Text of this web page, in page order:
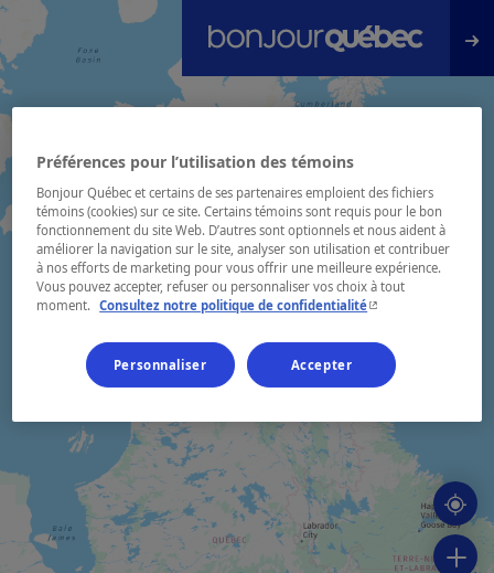
Passer au contenu principal
Préférences pour l’utilisation des témoins
Bonjour Québec et certains de ses partenaires emploient des fichiers
témoins (cookies) sur ce site. Certains témoins sont requis pour le bon
fonctionnement du site Web. D’autres sont optionnels et nous aident à
améliorer la navigation sur le site, analyser son utilisation et contribuer
à nos efforts de marketing pour vous offrir une meilleure expérience.
Vous pouvez accepter, refuser ou personnaliser vos choix à tout
moment. Consultez notre politique de confidentialité- Cet hyperlien
Personnaliser Accepter